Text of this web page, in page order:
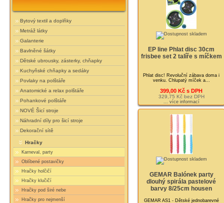
Bytový textil a doplňky
Metráž látky
Galanterie
Bavlněné šátky
Dětské ubrousky, zásterky, chňapky
Kuchyňské chňapky a sedáky
Povlaky na polštáře
Anatomické a relax polštáře
Pohankové polštáře
NOVÉ Šicí stroje
Náhradní díly pro šicí stroje
Dekorační sítě
Hračky
Karneval, party
Oblíbené postavičky
Hračky holčičí
Hračky klučičí
Hračky pod širé nebe
Hračky pro nejmenší
EP line Phlat disc 30cm
frisbee set 2 talíře s míčkem
Phlat disc! Revoluční zábava doma i
venku. Chlupatý míček a...
399,00 Kč s DPH
329,75 Kč bez DPH
... více informací
GEMAR Balónek party
dlouhý spirála pastelové
barvy 8/25cm housen
GEMAR AS1 - Dětské jednobarevné